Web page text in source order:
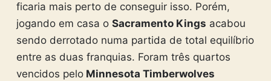
ficaria mais perto de conseguir isso. Porém,
jogando em casa o Sacramento Kings acabou
sendo derrotado numa partida de total equilíbrio
entre as duas franquias. Foram três quartos
vencidos peloMinnesota Timberwolves